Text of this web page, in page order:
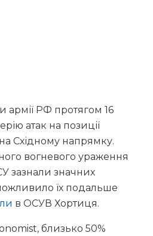
армії РФ протягом 16
атак на позиції
Східному напрямку.
вогневого ураження
зазнали значних
їх подальше
в ОСУВ Хортиця.
близько 50%